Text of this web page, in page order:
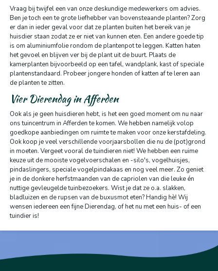
Vraag bij twijfel een van onze deskundige medewerkers om advies.
Ben je toch een te grote liefhebber van bovensteaande planten? Zorg
er dan in ieder geval voor dat ze planten buiten het bereik van je
huisdier staan zodat ze er niet van kunnen eten. Een andere goede tip
is om aluminiumfolie rondom de plantenpot te leggen. Katten haten
het gevoel en blijven ver bij de plant uit de buurt. Plaats de
kamerplanten bijvoorbeeld op een tafel, wandplank, kast of speciale
plantenstandaard. Probeer jongere honden of katten af te leren aan
de planten te zitten.
Vier Dierendag in Afferden
Ook als je geen huisdieren hebt, is het een goed moment om nu naar
ons tuincentrum in Afferden te komen. We hebben namelijk volop
goedkope aanbiedingen om ruimte te maken voor onze kerstafdeling.
Ook koop je veel verschillende voorjaarsbollen die nu de (pot)grond
in moeten. Vergeet vooral de tuindieren niet! We hebben een ruime
keuze uit de mooiste vogelvoerschalen en -silo's, vogelhuisjes,
pindaslingers, speciale vogelpindakaas en nog veel meer. Zo geniet
je in de donkere herfstmaanden van de capriolen van die leuke én
nuttige gevleugelde tuinbezoekers. Wist je dat ze o.a. slakken,
bladluizen en de rupsen van de buxusmot eten? Handig hè! Wij
wensen iedereen een fijne Dierendag, of het nu met een huis- of een
tuindier is!